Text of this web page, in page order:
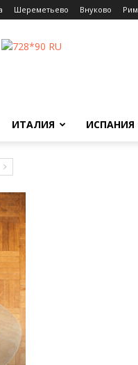
Шереметьево Внуково Рим
ИТАЛИЯ ИСПАНИЯ